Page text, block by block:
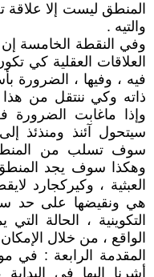
المنطق ليست إلا
والتيه .
وفي النقطة الخامسة
العلاقات العقلية كي
فيه ، وفيها ، الضرورة
ذاته وكي ننتقل من
وإذا ماغابت الضرورة
سيتحول آئنذ ومنذئذ
سوف تسلب من المنطق
وهكذا سوف يجد
العبثية ، وكيركجارد
هي ونقيضها على حد
التكوينية ، الحالة
الواقع ، من خلال
المقدمة الرابعة : في
أشرنا إليها في